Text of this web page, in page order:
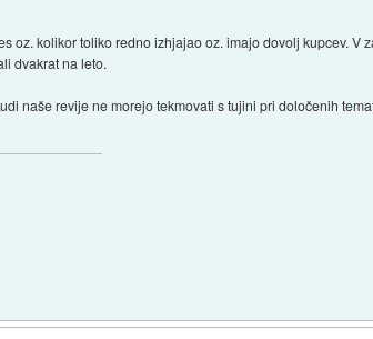
oz. kolikor toliko redno izhjajao oz. imajo dovolj kupcev. V
dvakrat na leto.
naše revije ne morejo tekmovati s tujini pri določenih